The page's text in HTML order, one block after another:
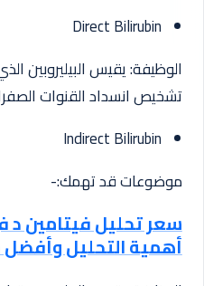
Direct Bilirubin
الوظيفة: يقيس البيليروبين
تشخيص انسداد القنوات
Indirect Bilirubin
موضوعات قد تهمك:-
سعر تحليل فيتامين
أهمية التحليل وأفضل